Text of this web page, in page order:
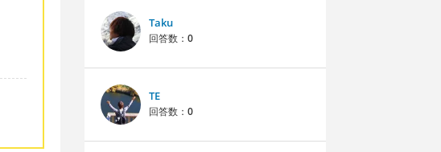
Taku
回答数： 0
TE
回答数： 0